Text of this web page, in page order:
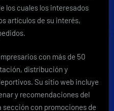
los cuales los interesados
artículos de su interés,
con más de 50
distribución y
Su sitio web incluye
y recomendaciones del
sección con promociones de